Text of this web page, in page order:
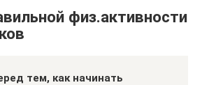
физ.активности
тем, как начинать